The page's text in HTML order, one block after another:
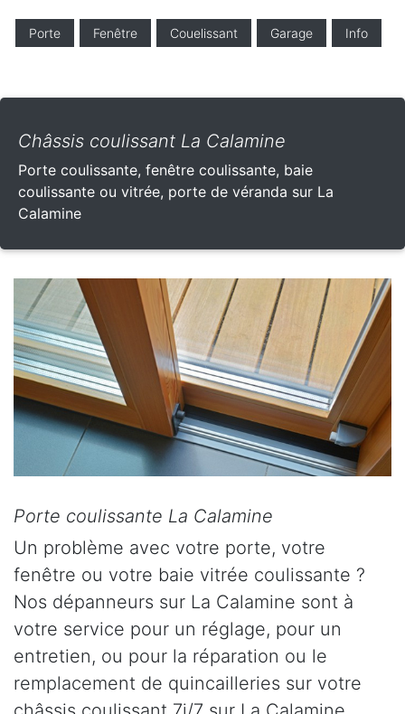
Porte Fenêtre Couelissant Garage Info
Châssis coulissant La Calamine
Porte coulissante, fenêtre coulissante, baie
coulissante ou vitrée, porte de véranda sur La
Calamine
Porte coulissante La Calamine
Un problème avec votre porte, votre
fenêtre ou votre baie vitrée coulissante ?
Nos dépanneurs sur La Calamine sont à
votre service pour un réglage, pour un
entretien, ou pour la réparation ou le
remplacement de quincailleries sur votre